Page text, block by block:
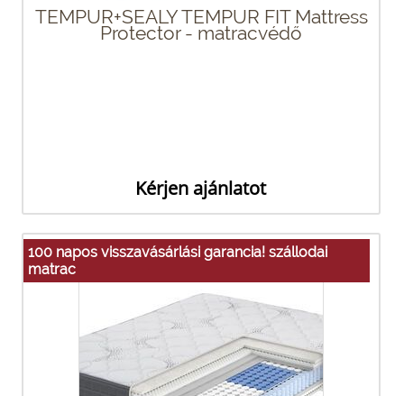
TEMPUR+SEALY TEMPUR FIT Mattress
Protector - matracvédő
Kérjen ajánlatot
100 napos visszavásárlási garancia! szállodai
matrac